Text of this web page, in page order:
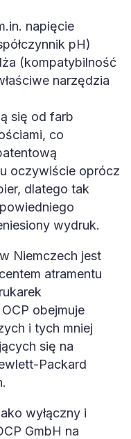
napięcie
pH)
(kompatybilność
narzędzia
się od farb
co
oczywiście oprócz
dlatego tak
wydruk.
Niemczech jest
atramentu
obejmuje
i tych mniej
się na
Packard
wyłączny i
GmbH na